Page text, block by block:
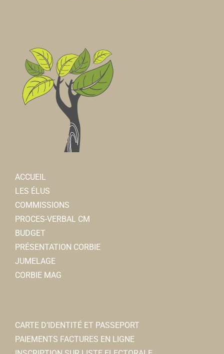
ACCUEIL
LES ÉLUS
COMMISSIONS
PROCES-VERBAL CM
BUDGET
PRÉSENTATION CORBIE
JUMELAGE
CORBIE MAG
CARTE D’IDENTITÉ ET PASSEPORT
PAIEMENTS FACTURES EN LIGNE